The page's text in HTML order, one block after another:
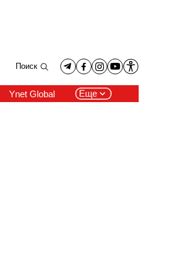
Поиск
Ynet Global Еще